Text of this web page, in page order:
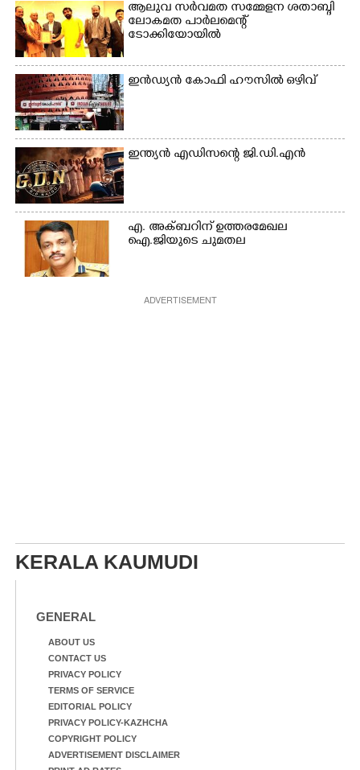
ആലുവ സർവമത സമ്മേളന ശതാബ്ദി
ലോകമത പാർലമെന്റ്
ടോക്കിയോയിൽ
ഇൻഡ്യൻ കോഫി ഹൗസിൽ ഒഴിവ്
ഇന്ത്യൻ എഡിസന്റെ ജി.ഡി.എൻ
എ. അക്ബറിന് ഉത്തരമേഖല
ഐ.ജിയുടെ ചുമതല
ADVERTISEMENT
KERALA KAUMUDI
GENERAL
ABOUT US
CONTACT US
PRIVACY POLICY
TERMS OF SERVICE
EDITORIAL POLICY
PRIVACY POLICY-KAZHCHA
COPYRIGHT POLICY
ADVERTISEMENT DISCLAIMER